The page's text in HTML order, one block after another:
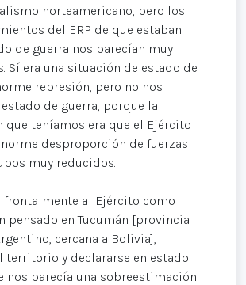
norteamericano, pero los
del ERP de que estaban
de guerra nos parecían muy
Sí era una situación de estado de
represión, pero no nos
de guerra, porque la
que teníamos era que el Ejército
desproporción de fuerzas
muy reducidos.
frontalmente al Ejército como
pensado en Tucumán [provincia
cercana a Bolivia],
territorio y declararse en estado
nos parecía una sobreestimación